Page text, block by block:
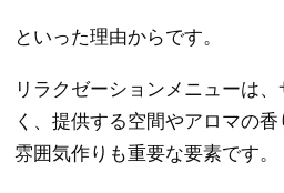
といった理由からです。
リラクゼーションメニューは
く、提供する空間やアロマの
雰囲気作りも重要な要素です。